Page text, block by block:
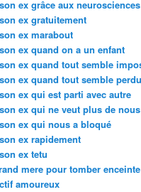
ex grâce aux neurosciences
ex gratuitement
ex marabout
ex quand on a un enfant
ex quand tout semble
ex quand tout semble perdu
ex qui est parti avec autre
ex qui ne veut plus de nous
ex qui nous a bloqué
ex rapidement
ex tetu
mere pour tomber enceinte
amoureux